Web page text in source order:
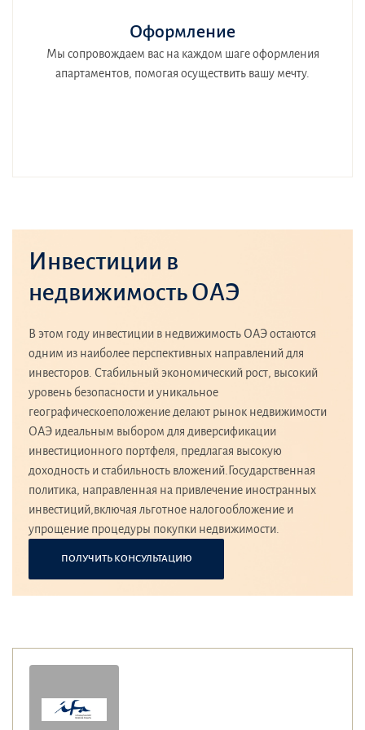
Оформление
Мы сопровождаем вас на каждом шаге оформления
апартаментов, помогая осуществить вашу мечту.
Инвестиции в
недвижимость ОАЭ
В этом году инвестиции в недвижимость ОАЭ остаются
одним из наиболее перспективных направлений для
инвесторов. Стабильный экономический рост, высокий
уровень безопасности и уникальное
географическоеположение делают рынок недвижимости
ОАЭ идеальным выбором для диверсификации
инвестиционного портфеля, предлагая высокую
доходность и стабильность вложений.Государственная
политика, направленная на привлечение иностранных
инвестиций,включая льготное налогообложение и
упрощение процедуры покупки недвижимости.
ПОЛУЧИТЬ КОНСУЛЬТАЦИЮ